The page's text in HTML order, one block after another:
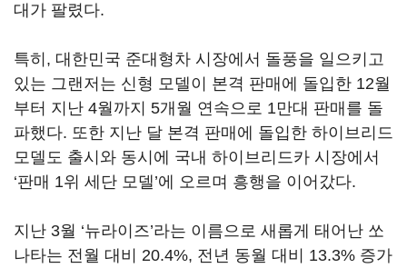
대가 팔렸다.
특히, 대한민국 준대형차 시장에서 돌풍을 일으키고
있는 그랜저는 신형 모델이 본격 판매에 돌입한 12월
부터 지난 4월까지 5개월 연속으로 1만대 판매를 돌
파했다. 또한 지난 달 본격 판매에 돌입한 하이브리드
모델도 출시와 동시에 국내 하이브리드카 시장에서
‘판매 1위 세단 모델’에 오르며 흥행을 이어갔다.
지난 3월 ‘뉴라이즈’라는 이름으로 새롭게 태어난 쏘
나타는 전월 대비 20.4%, 전년 동월 대비 13.3% 증가